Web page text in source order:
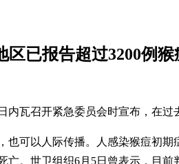
已报告超过3200例猴
瓦召开紧急委员会时宣布，在
可以人际传播。人感染猴痘初
。世卫组织6月5日曾表示，目